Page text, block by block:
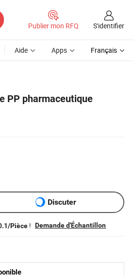
Publier mon RFQ S'identifier
Aide Apps Français
PP pharmaceutique
Discuter
Pièce ! Demande d'Échantillon